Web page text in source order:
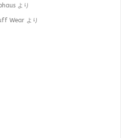
より
Wear より